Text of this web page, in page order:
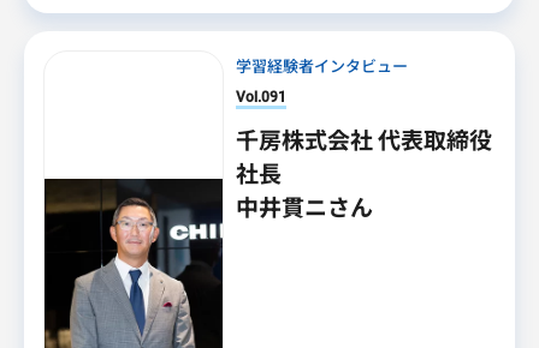
学習経験者インタビュー
Vol.091
千房株式会社 代表取締役
社長
中井貫ニさん